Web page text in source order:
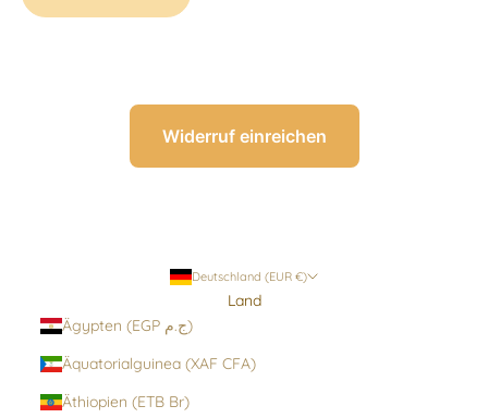
Widerruf einreichen
Deutschland (EUR €)
Land
Ägypten (EGP ج.م)
Äquatorialguinea (XAF CFA)
Äthiopien (ETB Br)